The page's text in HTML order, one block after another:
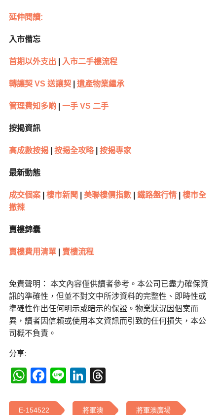
延伸閱讀:
入市備忘
首期以外支出 入市二手樓流程
轉讓契 VS 送讓契| 遺產物業繼承
管理費知多啲| 一手 VS 二手
按揭資訊
高成數按揭| 按揭全攻略| 按揭專家
最新動態
成交個案| 樓市新聞 美聯樓價指數| 鐵路盤行情|
樓市全
撤辣
賣樓錦囊
賣樓費用清單| 賣樓流程
免責聲明： 本文內容僅供讀者參考。本公司已盡力確保資
訊的準確性，但並不對文中所涉資料的完整性、即時性或
準確性作出任何明示或暗示的保證。物業狀況因個案而
異，讀者因信賴或使用本文資訊而引致的任何損失，本公
司概不負責。
分享:
WhatsApp
Facebook
LineLinkedIn
E-154522 將軍澳 將軍澳廣場